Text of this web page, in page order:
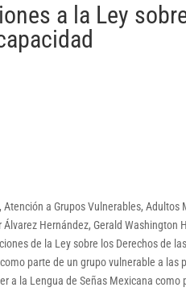
a la Ley
a Grupos Vulnerables, Adultos
Hernández, Gerald Washington
de la Ley sobre los Derechos de
parte de un grupo vulnerable a las
a la Lengua de Señas Mexicana